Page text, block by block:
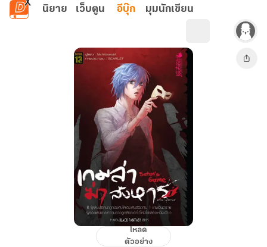
ข้ามไปยังเนื้อหาหลัก
นิยาย เว็บตูน อีบุ๊ก มุมนักเขียน
Satan’s
โหลด
ตัวอย่าง